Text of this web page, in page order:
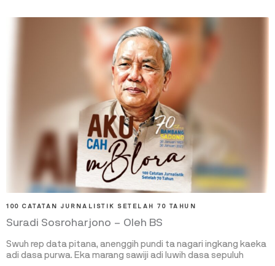
100 CATATAN JURNALISTIK SETELAH 70 TAHUN
Suradi Sosroharjono – Oleh BS
Swuh rep data pitana, anenggih pundi ta nagari ingkang kaeka
adi dasa purwa. Eka marang sawiji adi luwih dasa sepuluh